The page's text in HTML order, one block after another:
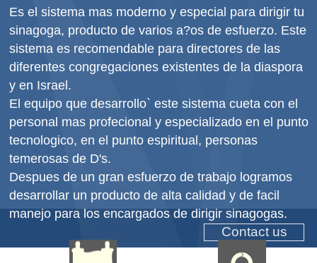
Es el sistema mas moderno y especial para dirigir tu
sinagoga, producto de varios a?os de esfuerzo. Este
sistema es recomendable para directores de las
diferentes congregaciones existentes de la diaspora
y en Israel.
El equipo que desarrollo` este sistema cueta con el
personal mas profecional y especializado en el punto
tecnologico, en el punto espiritual, personas
temerosas de D's.
Despues de un gran esfuerzo de trabajo logramos
desarrollar un producto de alta calidad y de facil
manejo para los encargados de dirigir sinagogas.
Contact us